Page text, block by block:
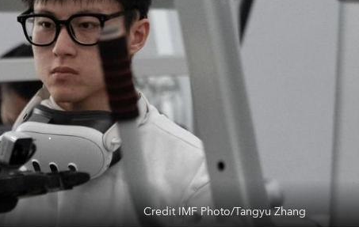
Credit IMF Photo/Tangyu Zhang